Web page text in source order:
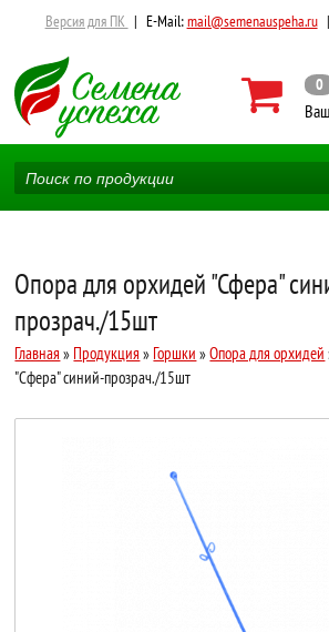
Версия для ПК | E-Mail:mail@semenauspeha.ru |
0
Опора для орхидей "Сфера"
прозрач./15шт
Главная » Продукция » Горшки »Опора для орхидей
"Сфера" синий-прозрач./15шт